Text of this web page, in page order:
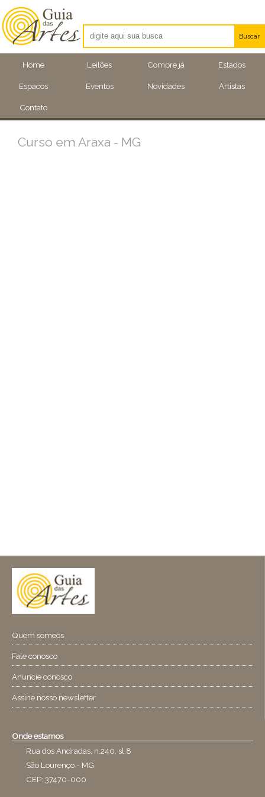
Home Leilões Compre já Estados
Espacos Eventos Novidades Artistas
Contato
Buscar
Artistas
Eventos
Curso em Araxa - MG
Quem someos
Fale conosco
Anuncie conosco
Assine nosso newsletter
Onde estamos
Rua dos Andradas, n.240, sl.8
São Lourenço - MG
CEP: 37470-000